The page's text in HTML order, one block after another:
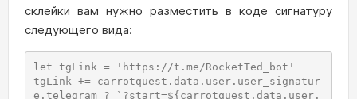
склейки вам нужно разместить в коде сигнатуру
следующего вида:
let tgLink = 'https://t.me/RocketTed_bot'
tgLink += carrotquest.data.user.user_signatur
e.telegram ? `?start=${carrotquest.data.user.